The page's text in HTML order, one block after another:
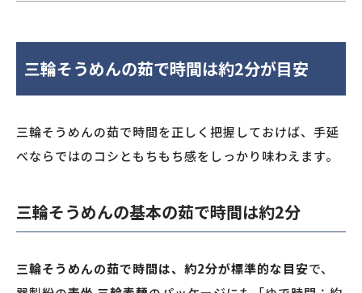
三輪そうめんの茹で時間は約2分が目安
三輪そうめんの茹で時間を正しく把握しておけば、手延
べならではのコシともちもち感をしっかり味わえます。
三輪そうめんの基本の茹で時間は約2分
三輪そうめんの茹で時間は、約2分が標準的な目安で、